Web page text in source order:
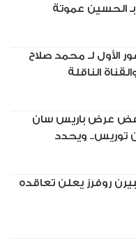
الحسين عموتة
الأول لـ محمد صلاح
الناقلة
عرض باريس سان
توريس.. ويحدد
روفرز يعلن تعاقده